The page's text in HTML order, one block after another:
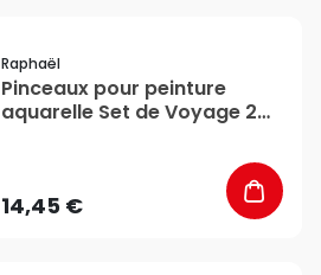
Raphaël
Pinceaux pour peinture
aquarelle Set de Voyage 2
14,45 €